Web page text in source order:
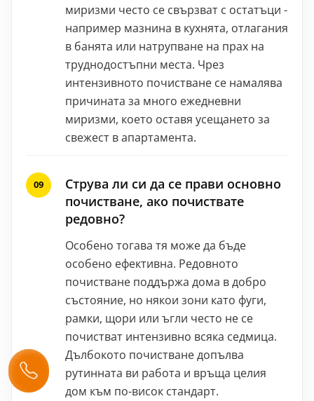
миризми често се свързват с остатъци -
например мазнина в кухнята, отлагания
в банята или натрупване на прах на
труднодостъпни места. Чрез
интензивното почистване се намалява
причината за много ежедневни
миризми, което оставя усещането за
свежест в апартамента.
Струва ли си да се прави основно
почистване, ако почиствате
редовно?
Особено тогава тя може да бъде
особено ефективна. Редовното
почистване поддържа дома в добро
състояние, но някои зони като фуги,
рамки, щори или ъгли често не се
почистват интензивно всяка седмица.
Дълбокото почистване допълва
рутинната ви работа и връща целия
дом към по-висок стандарт.